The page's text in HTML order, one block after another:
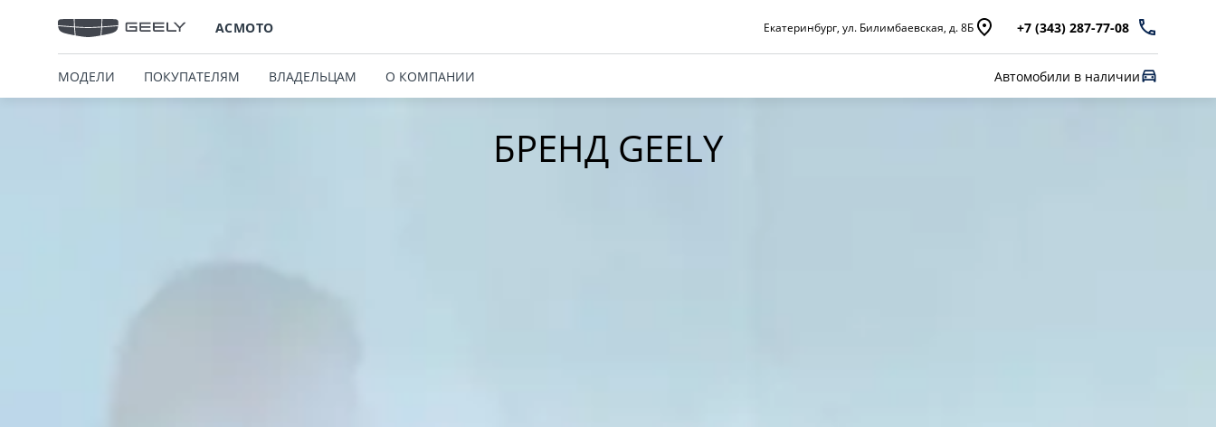
АСМОТО Екатеринбург, ул. Билимбаевская, д. 8Б +7 (343) 287-77-08
МОДЕЛИ ПОКУПАТЕЛЯМ ВЛАДЕЛЬЦАМ О КОМПАНИИ Автомобили в наличии
БРЕНД GEELY